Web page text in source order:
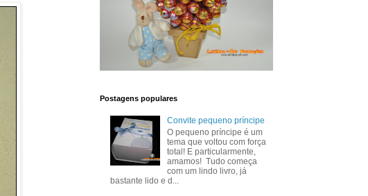
Postagens populares
Convite pequeno príncipe
O pequeno príncipe é um
tema que voltou com força
total! E particularmente,
amamos! Tudo começa
com um lindo livro, já
bastante lido e d...